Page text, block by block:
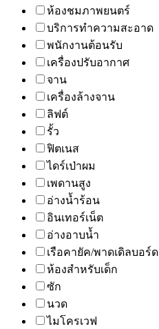
ห้องชมภาพยนตร์
บริการทำความสะอาด
พนักงานต้อนรับ
เครื่องปรับอากาศ
จาน
เครื่องล้างจาน
ลิฟต์
รั้ว
ฟิตเนส
ไดร์เป่าผม
เพดานสูง
อ่างน้ำร้อน
อินเทอร์เน็ต
อ่างอาบน้ำ
เรือคายัค/พาดเดิลบอร์ด
ห้องสำหรับเด็ก
ซัก
นวด
ไมโครเวฟ